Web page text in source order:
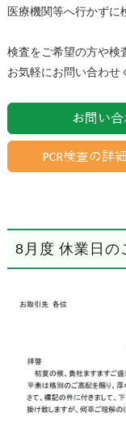
医療機関等へ行かずに
検査をご希望の方や検
お気軽にお問い合わせ
8月度 休業日の